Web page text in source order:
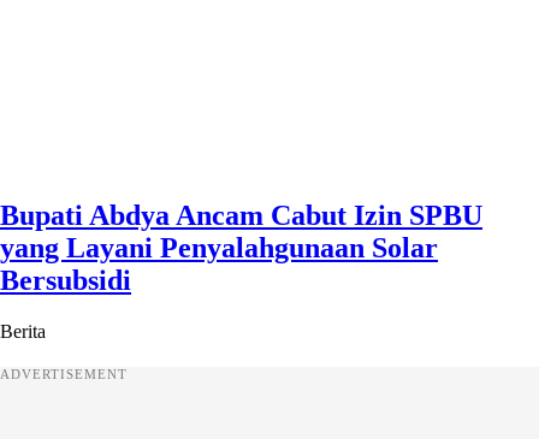
Bupati Abdya Ancam Cabut Izin SPBU
yang Layani Penyalahgunaan Solar
Bersubsidi
Berita
ADVERTISEMENT